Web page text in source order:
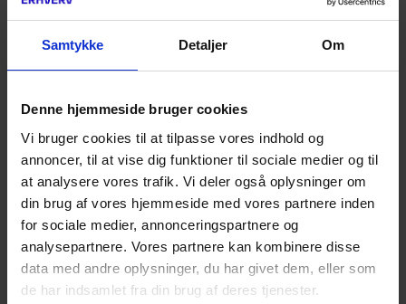
Samtykke Detaljer Om
Denne hjemmeside bruger cookies
Vi bruger cookies til at tilpasse vores indhold og
annoncer, til at vise dig funktioner til sociale medier og til
at analysere vores trafik. Vi deler også oplysninger om
din brug af vores hjemmeside med vores partnere inden
for sociale medier, annonceringspartnere og
analysepartnere. Vores partnere kan kombinere disse
data med andre oplysninger, du har givet dem, eller som
de har indsamlet fra din brug af deres tjenester.
Deltage i workshops og få adgang til
Udveksle erfaringer med andre virksomheder
og brancher samt tekniske eksperter
Få værktøjer til leverandørdialog,
konsekvensvurderinger og kommunikation
Indgå i taskforces og netværksgrupper med
fokus på konkrete udfordringer, cases og